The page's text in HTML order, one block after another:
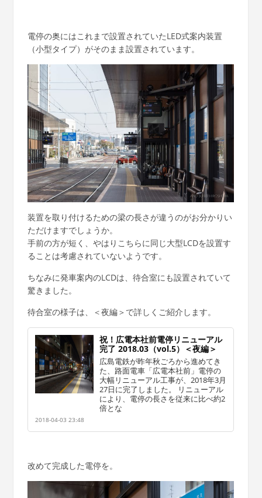
電停の奥にはこれまで設置されていたLED式案内装置
（小型タイプ）がそのまま設置されています。
装置を取り付けるための梁の長さが違うのがお分かりい
ただけますでしょうか。
手前の方が短く、やはりこちらに同じ大型LCDを設置す
ることは考慮されていないようです。
ちなみに発車案内のLCDは、待合室にも設置されていて
驚きました。
待合室の様子は、＜夜編＞で詳しくご紹介します。
祝！広電本社前電停リニューアル
完了 2018.03（vol.5）＜夜編＞
広島電鉄が昨年秋ごろから進めてき
た、路面電車「広電本社前」電停の
大幅リニューアル工事が、2018年3月
27日に完了しました。 リニューアル
により、電停の長さを従来に比べ約2
倍とな
2018-04-03 23:48
改めて完成した電停を。